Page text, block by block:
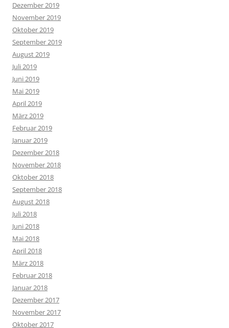
Dezember 2019
November 2019
Oktober 2019
September 2019
August 2019
Juli 2019
Juni 2019
Mai 2019
April 2019
März 2019
Februar 2019
Januar 2019
Dezember 2018
November 2018
Oktober 2018
September 2018
August 2018
Juli 2018
Juni 2018
Mai 2018
April 2018
März 2018
Februar 2018
Januar 2018
Dezember 2017
November 2017
Oktober 2017